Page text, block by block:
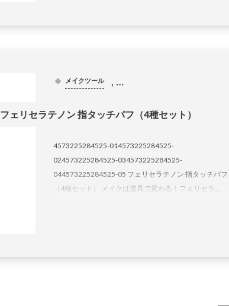
メイクツール , …
フェリセラテノン 指タッチパフ（4種セット）
4573225284525-014573225284525-
024573225284525-034573225284525-
044573225284525-05 フェリセラテノン 指タッチパフ
（4種セット） メイクは道具で変わる！フェリセラ...